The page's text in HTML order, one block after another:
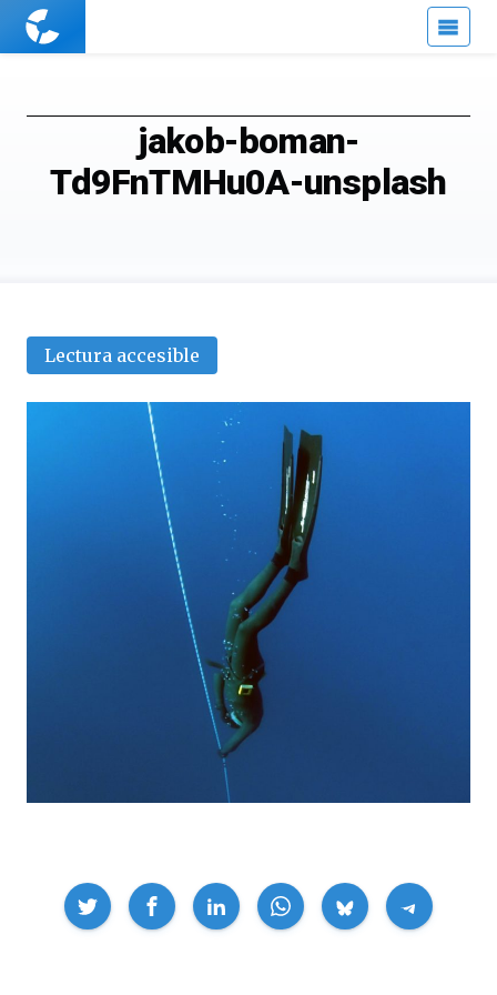
Cuaderno
jakob-boman-
Td9FnTMHu0A-unsplash
Lectura accesible
Compartir